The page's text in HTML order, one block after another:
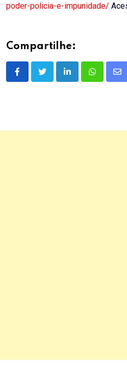
poder-policia-e-impunidade/
Compartilhe:
LinkedInWhatsapp